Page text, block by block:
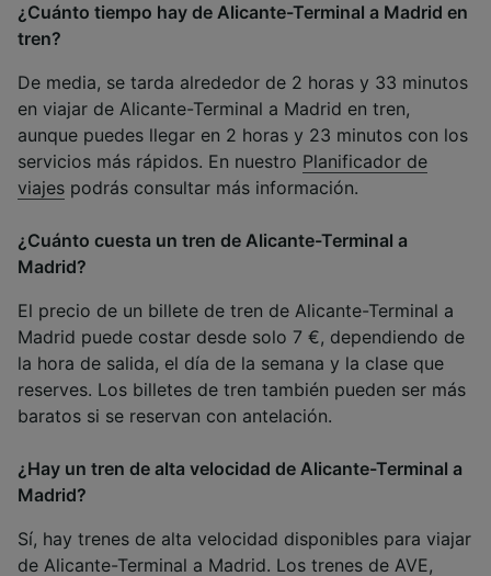
¿Cuánto tiempo hay de Alicante-Terminal a Madrid en
tren?
De media, se tarda alrededor de 2 horas y 33 minutos
en viajar de Alicante-Terminal a Madrid en tren,
aunque puedes llegar en 2 horas y 23 minutos con los
servicios más rápidos. En nuestro Planificador de
viajes podrás consultar más información.
¿Cuánto cuesta un tren de Alicante-Terminal a
Madrid?
El precio de un billete de tren de Alicante-Terminal a
Madrid puede costar desde solo 7 €, dependiendo de
la hora de salida, el día de la semana y la clase que
reserves. Los billetes de tren también pueden ser más
baratos si se reservan con antelación.
¿Hay un tren de alta velocidad de Alicante-Terminal a
Madrid?
Sí, hay trenes de alta velocidad disponibles para viajar
de Alicante-Terminal a Madrid. Los trenes de AVE,